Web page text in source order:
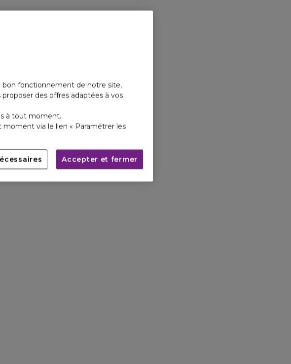
bon fonctionnement de notre site,
des offres adaptées à vos
à tout moment.
via le lien « Paramétrer les
Accepter et fermer